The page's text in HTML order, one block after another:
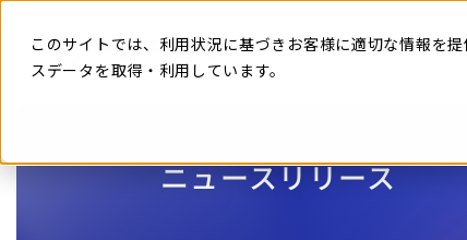
このサイトでは、利用状況に基づきお客様に適切な情報を
スデータを取得・利用しています。
本
ニュースリリース